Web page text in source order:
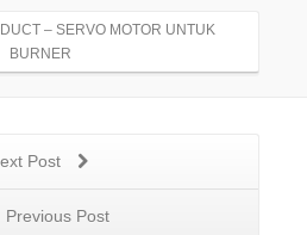
– SERVO MOTOR UNTUK
BURNER
Post
Previous Post